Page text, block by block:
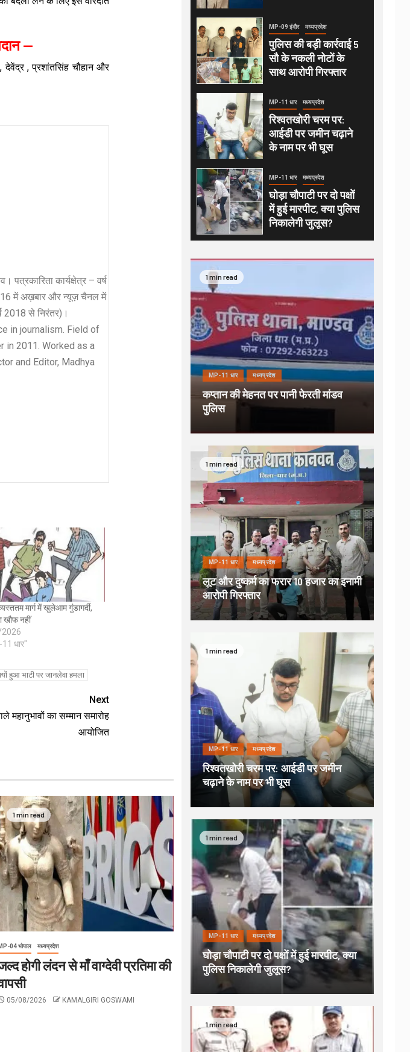
—
देवेंद्र , प्रशांतसिंह चौहान और
पत्रकारिता कार्यक्षेत्र – वर्ष
में अख़बार और न्यूज़ चैनल में
2018 से निरंतर)।
in journalism. Field of
in 2011. Worked as a
and Editor, Madhya
मार्ग में खुलेआम गुंडागर्दी,
खौफ नहीं
धार"
हुआ भाटी पर जानलेवा हमला
Next
महानुभावों का सम्मान समारोह
आयोजित
1 min read
04 भोपाल मध्यप्रदेश
होगी लंदन से माँ वाग्देवी प्रतिमा की
05/08/2026 KAMALGIRI GOSWAMI
MP-09 इंदौर मध्यप्रदेश
पुलिस की बड़ी कार्रवाई 5
सौ के नकली नोटों के
साथ आरोपी गिरफ्तार
MP-11 धार मध्यप्रदेश
रिश्वतखोरी चरम पर:
आईडी पर जमीन चढ़ाने
के नाम पर भी घूस
MP-11 धार मध्यप्रदेश
घोड़ा चौपाटी पर दो पक्षों
में हुई मारपीट, क्या पुलिस
निकालेगी जुलूस?
1 min read
MP-11 धार मध्यप्रदेश
कप्तान की मेहनत पर पानी फेरती मांडव
पुलिस
1 min read
MP-11 धार मध्यप्रदेश
लूट और दुष्कर्म का फरार 10 हजार का इनामी
आरोपी गिरफ्तार
1 min read
MP-11 धार मध्यप्रदेश
रिश्वतखोरी चरम पर: आईडी पर जमीन
चढ़ाने के नाम पर भी घूस
1 min read
MP-11 धार मध्यप्रदेश
घोड़ा चौपाटी पर दो पक्षों में हुई मारपीट, क्या
पुलिस निकालेगी जुलूस?
1 min read